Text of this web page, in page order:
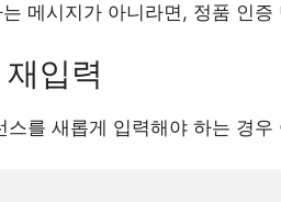
메시지가 아니라면, 정품 인
입력
스를 새롭게 입력해야 하는 경